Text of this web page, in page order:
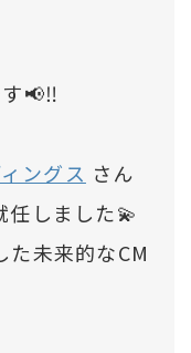
📢‼️
ングス さん
任しました💫
た未来的なCM